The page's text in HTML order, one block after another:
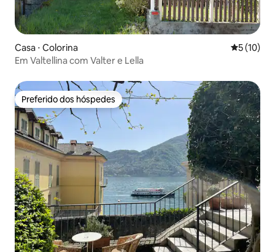
Casa ⋅ Colorina 5 de uma
5 (10)
Em Valtellina com Valter e Lella
Preferido dos hóspedes
Preferido dos hóspedes